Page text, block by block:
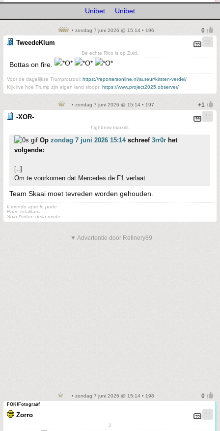
Unibet Unibet
• zondag 7 juni 2026 @ 15:14 • 196
TweedeKlum
De echte Rico is op Zuid.
Bottas on fire.
Voor de dagelijkse Trumprotzooi: https://reportersonline.nl/auteur/kirsten-verdel/
Kijk live hoe Trump zijn eigen land sloopt: https://www.project2025.observer/
• zondag 7 juni 2026 @ 15:14 • 197
-XOR-
highbrow marxist
Op zondag 7 juni 2026 15:14schreef 3rr0r het
volgende:
[..]
Om te voorkomen dat Mercedes de F1 verlaat
Team Skaai moet tevreden worden gehouden.
Il mondo apre le porte
Pace totalitaria
Solo l'odore della morte.
▼ Advertentie door Refinery89
• zondag 7 juni 2026 @ 15:14 • 198
FOK!Fotograaf
Zorro
Z